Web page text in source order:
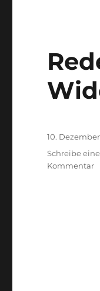
Veröffentlicht
am
10.
Schreibe
Kommentarzu